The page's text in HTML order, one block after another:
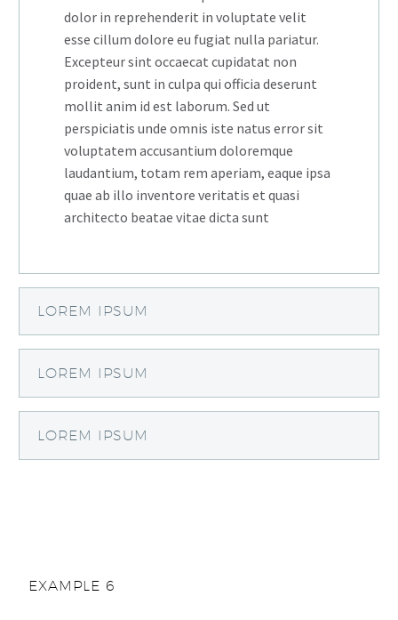
dolor in reprehenderit in voluptate velit
esse cillum dolore eu fugiat nulla pariatur.
Excepteur sint occaecat cupidatat non
proident, sunt in culpa qui officia deserunt
mollit anim id est laborum. Sed ut
perspiciatis unde omnis iste natus error sit
voluptatem accusantium doloremque
laudantium, totam rem aperiam, eaque ipsa
quae ab illo inventore veritatis et quasi
architecto beatae vitae dicta sunt
LOREM IPSUM
LOREM IPSUM
LOREM IPSUM
EXAMPLE 6